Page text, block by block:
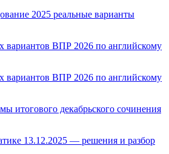
2025 реальные варианты
вариантов ВПР 2026 по английскому
вариантов ВПР 2026 по английскому
итогового декабрьского сочинения
13.12.2025 — решения и разбор